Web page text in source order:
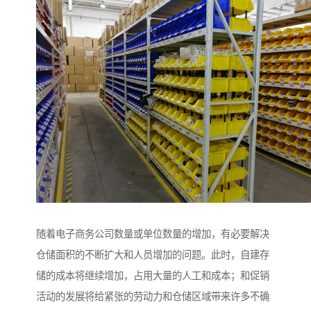
随着电子商务公司数量或单位数量的增加，有必要解决
仓储面积的不断扩大和人员增加的问题。此时，自建存
储的成本将继续增加，占用大量的人工和成本；和促销
活动的发展将给紧张的劳动力和仓储区域带来许多不确